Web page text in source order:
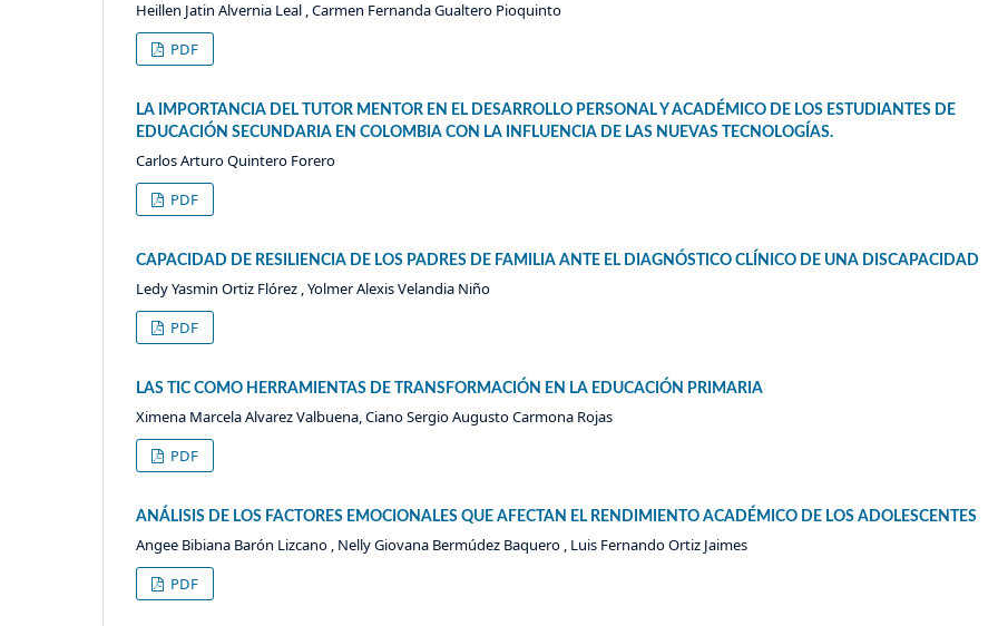
Heillen Jatin Alvernia Leal , Carmen Fernanda Gualtero Pioquinto
PDF
LA IMPORTANCIA DEL TUTOR MENTOR EN EL DESARROLLO PERSONAL Y ACADÉMICO DE LOS ESTUDIANTES DE
EDUCACIÓN SECUNDARIA EN COLOMBIA CON LA INFLUENCIA DE LAS NUEVAS TECNOLOGÍAS.
Carlos Arturo Quintero Forero
PDF
CAPACIDAD DE RESILIENCIA DE LOS PADRES DE FAMILIA ANTE EL DIAGNÓSTICO CLÍNICO DE UNA DISCAPACIDAD
Ledy Yasmin Ortiz Flórez , Yolmer Alexis Velandia Niño
PDF
LAS TIC COMO HERRAMIENTAS DE TRANSFORMACIÓN EN LA EDUCACIÓN PRIMARIA
Ximena Marcela Alvarez Valbuena, Ciano Sergio Augusto Carmona Rojas
PDF
ANÁLISIS DE LOS FACTORES EMOCIONALES QUE AFECTAN EL RENDIMIENTO ACADÉMICO DE LOS ADOLESCENTES
Angee Bibiana Barón Lizcano , Nelly Giovana Bermúdez Baquero , Luis Fernando Ortiz Jaimes
PDF